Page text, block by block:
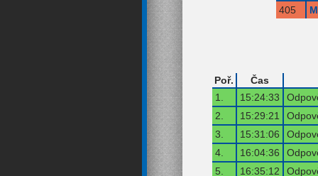
405
Poř.
Čas
1.
15:24:33
2.
15:29:21
3.
15:31:06
4.
16:04:36
5.
16:35:12